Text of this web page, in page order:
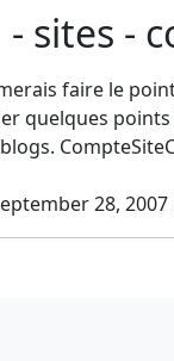
sites -
faire le
quelques points
28, 2007